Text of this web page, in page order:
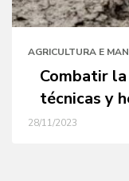
AGRICULTURA E
Combatir
técnicas y
28/11/2023